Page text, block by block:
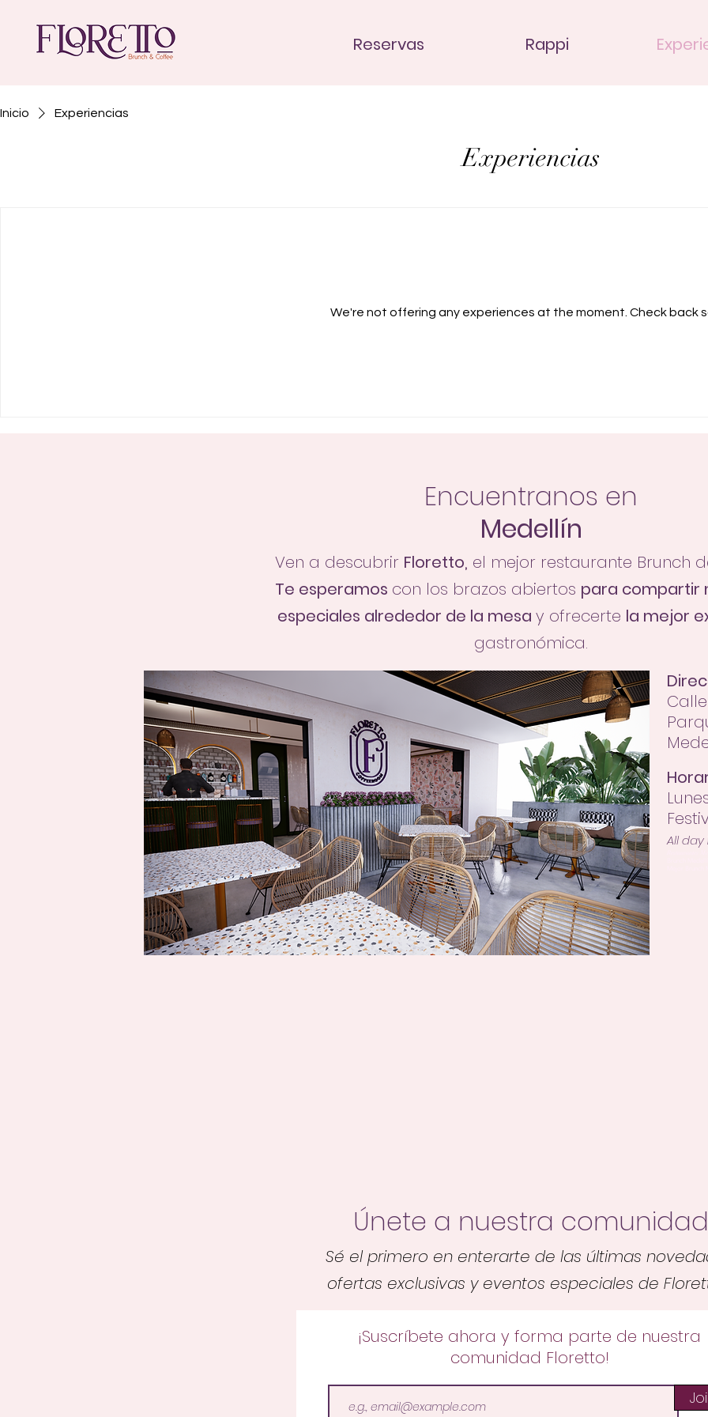
Reservas Rappi
Inicio Experiencias
Experiencias
We're not offering any experiences at the moment. Check back
Encuentranos en
Medellín
Ven a descubrir Floretto, el mejor restaurante Brunch
Te esperamos con los brazos abiertos para compartir
especiales alrededor de la mesa y ofrecerte la mejor
gastronómica.
All
Únete a nuestra comunidad
Sé el primero en enterarte de las últimas
ofertas exclusivas y eventos especiales de
¡Suscríbete ahora y forma parte de nuestra
comunidad Floretto!